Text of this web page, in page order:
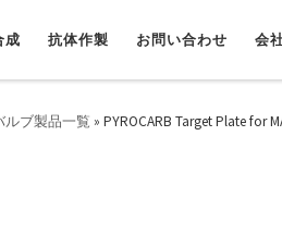
成 抗体作製 お問い合わせ 会
ルブ製品一覧 » PYROCARB Target Plate for